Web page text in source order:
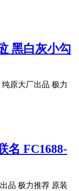
黑白灰小勾
原大厂出品 极力
名 FC1688-
品 极力推荐 原装